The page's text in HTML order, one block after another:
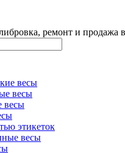
ремонт и продажа
весы
весы
весы
этикеток
весы